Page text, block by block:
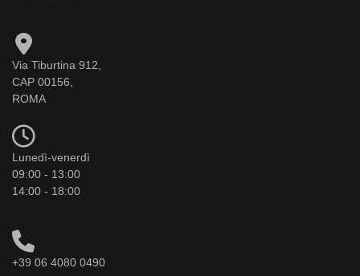
Via Tiburtina 912,
CAP 00156,
ROMA
Lunedì-venerdì
09:00 - 13:00
14:00 - 18:00
+39 06 4080 0490